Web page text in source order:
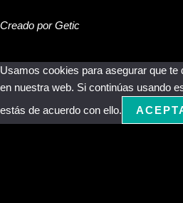
Creado por Getic
Usamos cookies para asegurar que te
en nuestra web. Si continúas usando
estás de acuerdo con ello.